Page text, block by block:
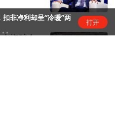
资矿企
非净利却呈“冷暖”两
打开